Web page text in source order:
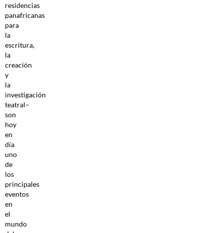
residencias
panafricanas
para
la
escritura,
la
creación
y
la
investigación
teatral–
son
hoy
en
día
uno
de
los
principales
eventos
en
el
mundo